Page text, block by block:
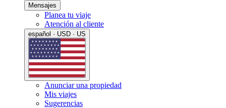
Mensajes
Planea tu viaje
Atención al cliente
español · USD · US
Anunciar una propiedad
Mis viajes
Sugerencias